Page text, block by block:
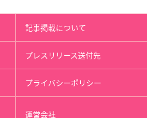
記事掲載について
プレスリリース送付先
プライバシーポリシー
運営会社